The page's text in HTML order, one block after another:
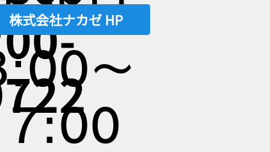
平日
～
株式会社ナカゼ HP